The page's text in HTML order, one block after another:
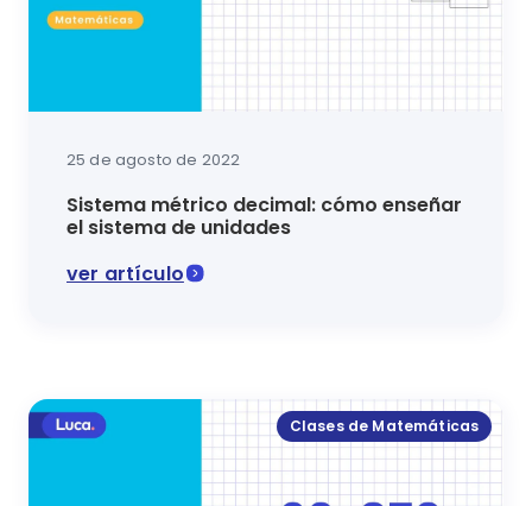
25 de agosto de 2022
Sistema métrico decimal: cómo enseñar
el sistema de unidades
ver artículo
Clases de Matemáticas